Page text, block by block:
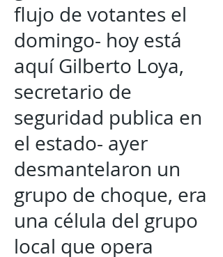
flujo de votantes el
domingo- hoy está
aquí Gilberto Loya,
secretario de
seguridad publica en
el estado- ayer
desmantelaron un
grupo de choque, era
una célula del grupo
local que opera